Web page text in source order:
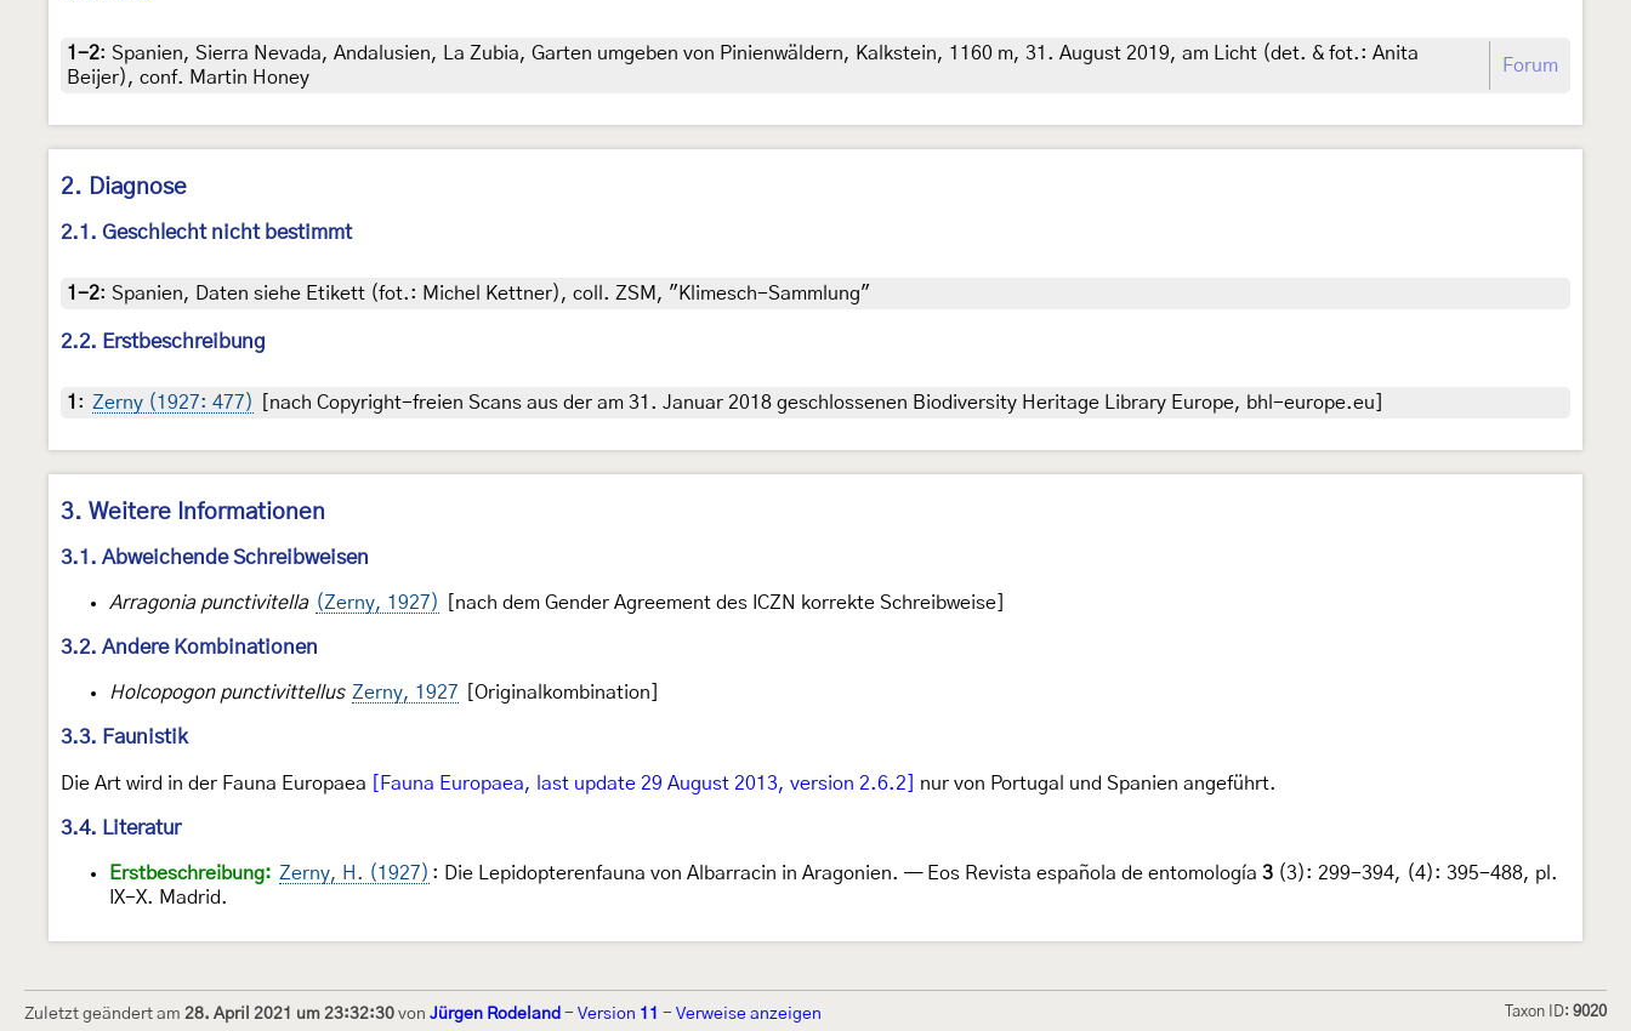
1-2: Spanien, Sierra Nevada, Andalusien, La Zubia, Garten umgeben von Pinienwäldern, Kalkstein, 1160 m, 31. August 2019, am Licht (det. & fot.: Anita
Beijer), conf. Martin Honey
Forum
2. Diagnose
2.1. Geschlecht nicht bestimmt
1-2: Spanien, Daten siehe Etikett (fot.: Michel Kettner), coll. ZSM, "Klimesch-Sammlung"
2.2. Erstbeschreibung
1 : Zerny (1927: 477) [nach Copyright-freien Scans aus der am 31. Januar 2018 geschlossenen Biodiversity Heritage Library Europe, bhl-europe.eu]
3. Weitere Informationen
3.1. Abweichende Schreibweisen
Arragonia punctivitella (Zerny, 1927) [nach dem Gender Agreement des ICZN korrekte Schreibweise]
3.2. Andere Kombinationen
Holcopogon punctivittellus Zerny, 1927 [Originalkombination]
3.3. Faunistik
Die Art wird in der Fauna Europaea [Fauna Europaea, last update 29 August 2013, version 2.6.2] nur von Portugal und Spanien angeführt.
3.4. Literatur
Erstbeschreibung: Zerny, H. (1927) : Die Lepidopterenfauna von Albarracin in Aragonien. — Eos Revista española de entomología 3 (3): 299-394, (4): 395-488, pl.
IX-X. Madrid.
Zuletzt geändert am 28. April 2021 um 23:32:30 von Jürgen Rodeland - Version 11 - Verweise anzeigen Taxon ID: 9020